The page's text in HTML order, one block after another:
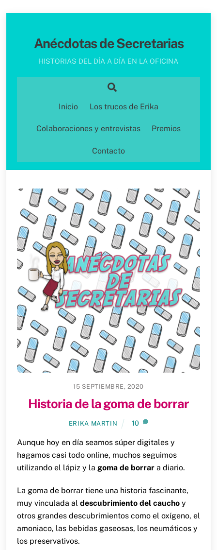
Anécdotas de Secretarias
HISTORIAS DEL DÍA A DÍA EN LA OFICINA
Inicio Los trucos de Erika
Colaboraciones y entrevistas Premios
Contacto
15 SEPTIEMBRE, 2020
Historia de la goma de borrar
ERIKA MARTIN 10
Aunque hoy en día seamos súper digitales y
hagamos casi todo online, muchos seguimos
utilizando el lápiz y la goma de borrara diario.
La goma de borrar tiene una historia fascinante,
muy vinculada al descubrimiento del cauchoy
otros grandes descubrimientos como el oxígeno, el
amoniaco, las bebidas gaseosas, los neumáticos y
los preservativos.